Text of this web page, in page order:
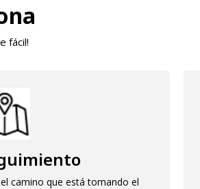
fácil!
camino que está tomando el